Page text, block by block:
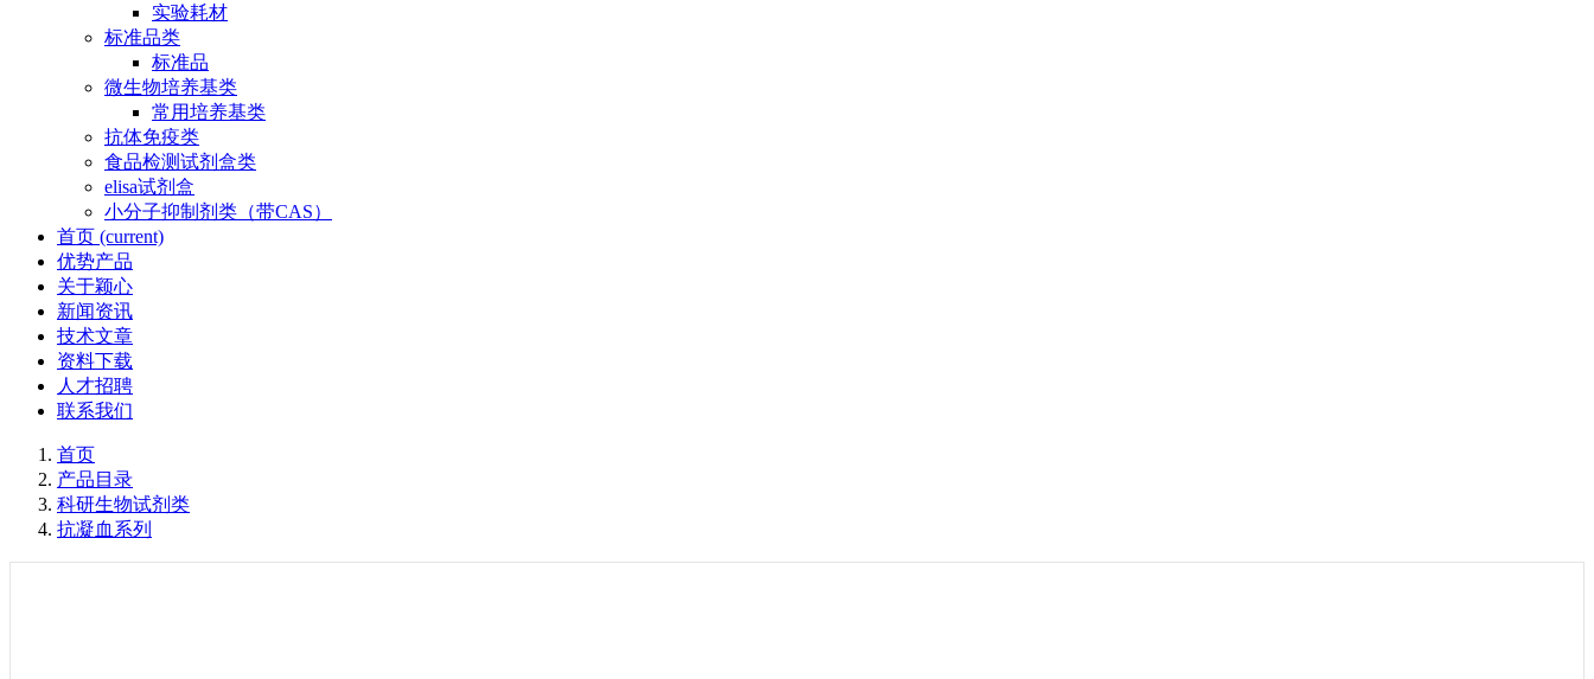
实验耗材
标准品类
标准品
微生物培养基类
常用培养基类
抗体免疫类
食品检测试剂盒类
elisa试剂盒
小分子抑制剂类（带CAS）
首页 (current)
优势产品
关于颖心
新闻资讯
技术文章
资料下载
人才招聘
联系我们
首页
产品目录
科研生物试剂类
抗凝血系列